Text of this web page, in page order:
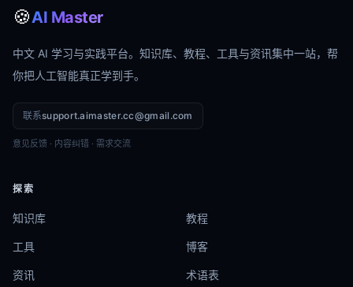
🍪AI Master
中文 AI 学习与实践平台。知识库、教程、工具与资讯集中一站，帮
你把人工智能真正学到手。
联系support.aimaster.cc@gmail.com
意见反馈 · 内容纠错 · 需求交流
探索
知识库 教程
工具 博客
资讯 术语表